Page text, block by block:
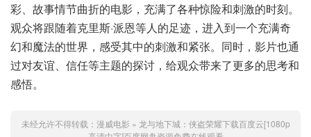
彩、故事情节曲折的电影，充满了各种惊险和刺激的时刻。
观众将跟随着克里斯·派恩等人的足迹，进入到一个充满奇
幻和魔法的世界，感受其中的刺激和紧张。同时，影片也通
过对友谊、信任等主题的探讨，给观众带来了更多的思考和
感悟。
未经允许不得转载： 漫威电影 » 龙与地下城：侠盗荣耀下载百度云[1080p